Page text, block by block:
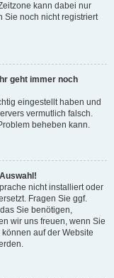
kann dabei nur
Sie noch nicht registriert
geht immer noch
eingestellt haben und
vermutlich falsch.
beheben kann.
nicht installiert oder
Fragen Sie ggf.
Sie benötigen,
wir uns freuen, wenn Sie
auf der Website